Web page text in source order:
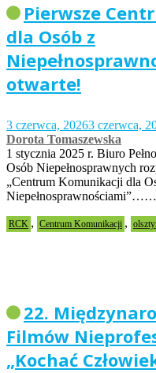
Pierwsze
dla Osób z
otwarte!
3 czerwca, 20263 czerwca,
Dorota Tomaszewska
1 stycznia 2025 r. Biuro
Osób Niepełnosprawnych
„Centrum Komunikacji dla
Niepełnosprawnościami”……
RCK , Centrum Komunikacji ,
22.
Filmów
„Kochać